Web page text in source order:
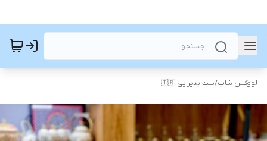
لووکس شاپ/ست پذیرایی 🇹🇷